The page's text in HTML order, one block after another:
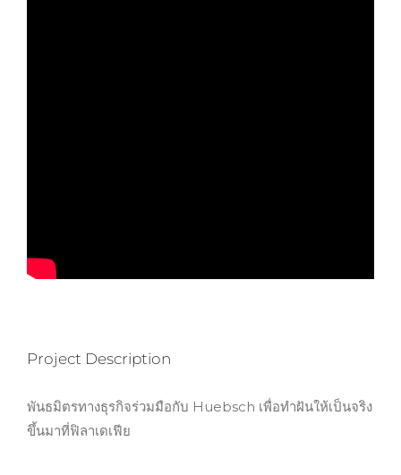
Project Description
พันธมิตรทางธุรกิจร่วมมือกับ Huebsch เพื่อทำฝันให้เป็นจริง
ขึ้นมาที่ฟิลาเดเฟีย